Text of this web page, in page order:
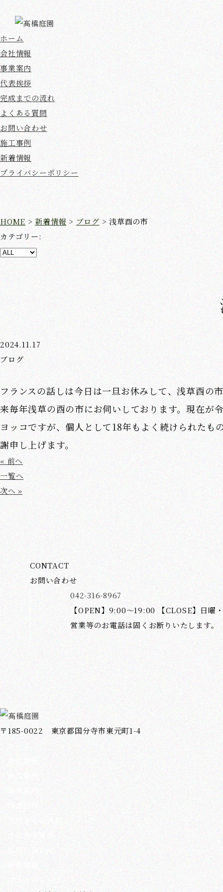
ホーム
会社情報
事業案内
代表挨拶
完成までの流れ
よくある質問
お問い合わせ
施工事例
新着情報
プライバシーポリシー
HOME >新着情報>ブログ>浅草酉の市
カテゴリー:
2024.11.17
ブログ
フランスの話しは今日は一旦お休みして、浅草酉の
来毎年浅草の酉の市にお伺いしております。現在が
ヨッコですが、個人として18年もよく続けられたも
謝申し上げます。
« 前へ
一覧へ
次へ »
CONTACT
お問い合わせ
042-316-8967
【OPEN】9:00～19:00 【CLOSE】日曜
営業等のお電話は固くお断りいたします。
〒185-0022 東京都国分寺市東元町1-4
ホーム
会社情報
施工事例
事業案内
代表挨拶
完成までの流れ
よくある質問
お問い合わせ
新着情報
プライバシーポリシー